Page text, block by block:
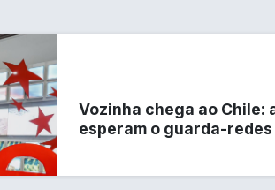
Vozinha chega ao Chile:
esperam o guarda-